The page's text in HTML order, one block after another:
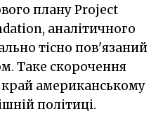
плану Project
аналітичного
тісно пов'язаний
Таке скорочення
американському
політиці.